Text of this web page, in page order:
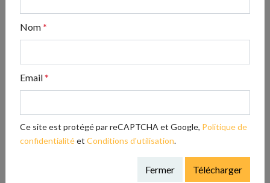
Nom*
Email*
Ce site est protégé par reCAPTCHA et Google, Politique de
confidentialitéet Conditions d'utilisation.
Fermer Télécharger